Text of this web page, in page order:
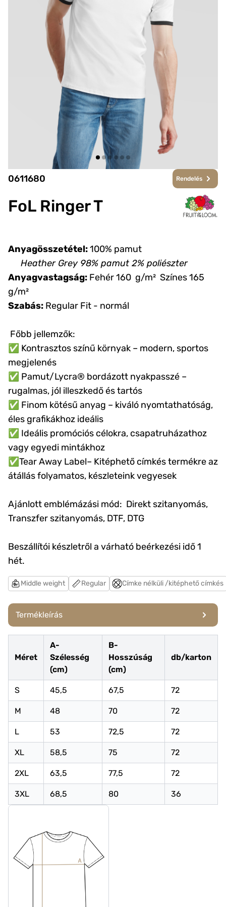
0611680 Rendelés
FoL Ringer T
Anyagösszetétel:100% pamut
Heather Grey 98% pamut 2% poliészter
Anyagvastagság: Fehér 160 g/m² Színes 165
g/m²
Szabás: Regular Fit - normál
Főbb jellemzők:
✅ Kontrasztos színű környak – modern, sportos
megjelenés
✅ Pamut/Lycra® bordázott nyakpasszé –
rugalmas, jól illeszkedő és tartós
✅ Finom kötésű anyag – kiváló nyomtathatóság,
éles grafikákhoz ideális
✅ Ideális promóciós célokra, csapatruházathoz
vagy egyedi mintákhoz
✅Tear Away Label– Kitéphető címkés termékre az
átállás folyamatos, készleteink vegyesek
Ajánlott emblémázási mód: Direkt szitanyomás,
Transzfer szitanyomás, DTF, DTG
Beszállítói készletről a várható beérkezési idő 1
hét.
Middle weight Regular Címke nélküli /kitéphető címkés
Termékleírás
Méret
A-
Szélesség
(cm)
B-
Hosszúság
(cm)
db/karton
S 45,5 67,5 72
M 48 70 72
L 53 72,5 72
XL 58,5 75 72
2XL 63,5 77,5 72
3XL 68,5 80 36